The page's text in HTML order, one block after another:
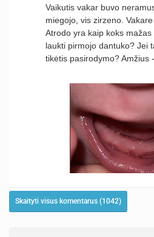
Vaikutis vakar buvo
miegojo, vis zirzeno.
Atrodo yra kaip koks
laukti pirmojo dantuko? Jei
tikėtis pasirodymo? Amžius
Skaityti visus komentarus (1042)